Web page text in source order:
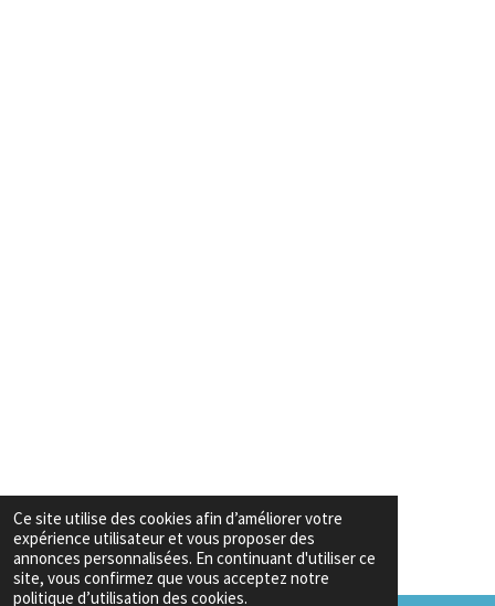
Ce site utilise des cookies afin d’améliorer votre
expérience utilisateur et vous proposer des
annonces personnalisées. En continuant d'utiliser ce
site, vous confirmez que vous acceptez notre
politique d’utilisation des cookies.